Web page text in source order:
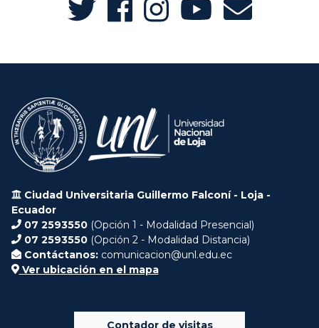
Ciudad Universitaria Guillermo Falconí - Loja -
Ecuador
07 2593550 (Opción 1 - Modalidad Presencial)
07 2593550 (Opción 2 - Modalidad Distancia)
Contáctanos: comunicacion@unl.edu.ec
Ver ubicación en el mapa
Contador de visitas